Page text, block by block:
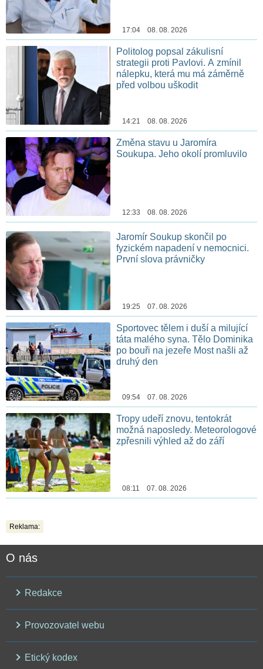
17:04 08. 08. 2026
Politolog popsal zákulisní
strategii proti Pavlovi. A zmínil
nálepku, která mu má záměrně
před volbou uškodit
14:21 08. 08. 2026
Změna stavu u Jaromíra
Soukupa. Jeho okolí promluvilo
12:33 08. 08. 2026
Jaromír Soukup skončil po
fyzickém napadení v nemocnici.
První slova právničky
19:25 07. 08. 2026
Sportovec tělem i duší a milující
táta malého syna. Tělo Dominika
po bouři na jezeře Most našli až
druhý den
09:54 07. 08. 2026
Tropy udeří znovu, tentokrát
možná naposledy. Meteorologové
zpřesnili výhled až do září
08:11 07. 08. 2026
Reklama:
O nás
Redakce
Provozovatel webu
Etický kodex